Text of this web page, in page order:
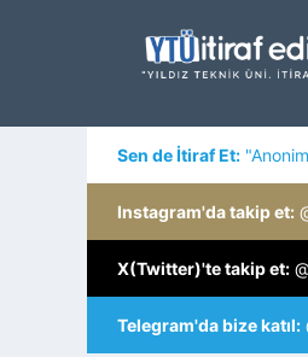
Sen de İtiraf Et:
Instagram'da takip et:
X(Twitter)'te takip et:
Telegram'da bize katıl: